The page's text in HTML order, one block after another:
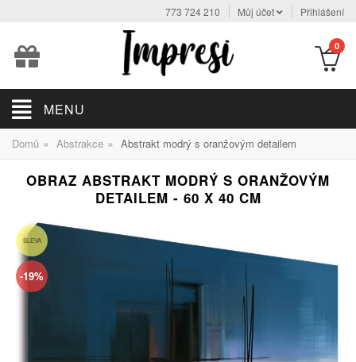
773 724 210 Můj účet Přihlášení
0
MENU
Domů » Abstrakce » Abstrakt modrý s oranžovým detailem
OBRAZ ABSTRAKT MODRÝ S ORANŽOVÝM
DETAILEM - 60 X 40 CM
SLEVA
-19%